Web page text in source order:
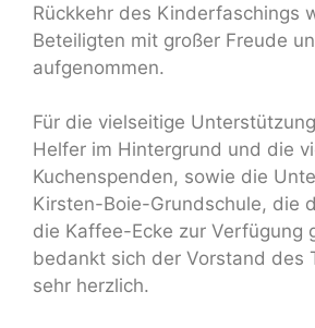
Rückkehr des Kinderfaschings
Beteiligten mit großer Freude
aufgenommen.
Für die vielseitige
Helfer im Hintergrund und die
Kuchenspenden, sowie die
Kirsten-Boie-Grundschule, die
die Kaffee-Ecke zur Verfügung
bedankt sich der Vorstand des
sehr herzlich.